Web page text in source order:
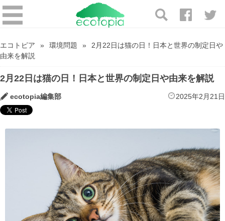
エコトピア 環境問題
2月22日は猫の日！日本と世界の制定日や
由来を解説
2月22日は猫の日！日本と世界の制定日や由来を解説
ecotopia編集部 2025年2月21日